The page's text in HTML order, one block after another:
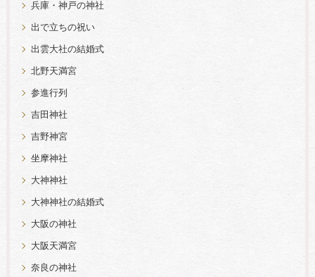
兵庫・神戸の神社
出で立ちの祝い
出雲大社の結婚式
北野天満宮
参進行列
吉田神社
吉野神宮
坐摩神社
大神神社
大神神社の結婚式
大阪の神社
大阪天満宮
奈良の神社